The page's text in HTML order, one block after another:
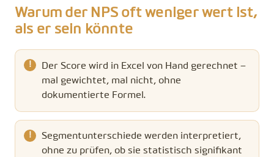
Warum der NPS oft weniger wert ist,
als er sein könnte
Der Score wird in Excel von Hand gerechnet –
mal gewichtet, mal nicht, ohne
dokumentierte Formel.
Segmentunterschiede werden interpretiert,
ohne zu prüfen, ob sie statistisch signifikant